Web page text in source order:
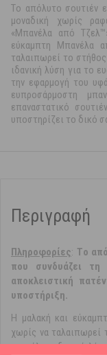
Tο απόλυτο σουτιέν
μοναδική χωρίς
«Μπανέλα από
εύκαμπτη Μπανέλα
ταλαιπωρεί το
ιδανική λύση για το
την εφαρμογή του
ευπροσάρμοστη
επαναστατικό
υποστηρίζει το δικό
Περιγραφή
Πληροφορίες: Tο
που συνδυάζει
αποκλειστική
υποστήριξη.
Η μαλακή και
χωρίς να ταλαιπωρεί
μπανέλα - ιδανική